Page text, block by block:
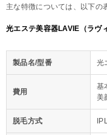
主な特徴については、以下の
光エステ美容器LAVIE（ラヴ
製品名/型番 光
費用
基
美
脱毛方式